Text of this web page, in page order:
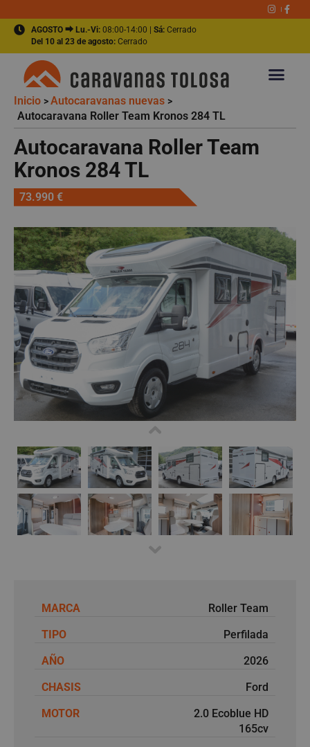
AGOSTO ⮕ Lu.-Vi: 08:00-14:00 | Sá: Cerrado
Del 10 al 23 de agosto: Cerrado
Inicio >Autocaravanas nuevas >
Autocaravana Roller Team Kronos 284 TL
Autocaravana Roller Team
Kronos 284 TL
73.990 €
MARCA
Roller Team
TIPO
Perfilada
AÑO
2026
CHASIS
Ford
MOTOR
2.0 Ecoblue HD
165cv